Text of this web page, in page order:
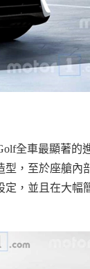
全車最顯著的
型，至於座艙內
定，並且在大幅